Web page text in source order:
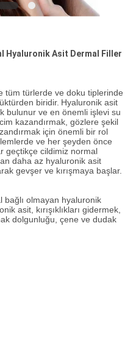
Hyaluronik Asit Dermal Filler
tüm türlerde ve doku tiplerinde
biridir. Hyaluronik asit
bulunur ve en önemli işlevi su
kazandırmak, gözlere şekil
için önemli bir rol
ve her şeyden önce
geçtikçe cildimiz normal
daha az hyaluronik asit
gevşer ve kırışmaya başlar.
olmayan hyaluronik
asit, kırışıklıkları gidermek,
dolgunluğu, çene ve dudak